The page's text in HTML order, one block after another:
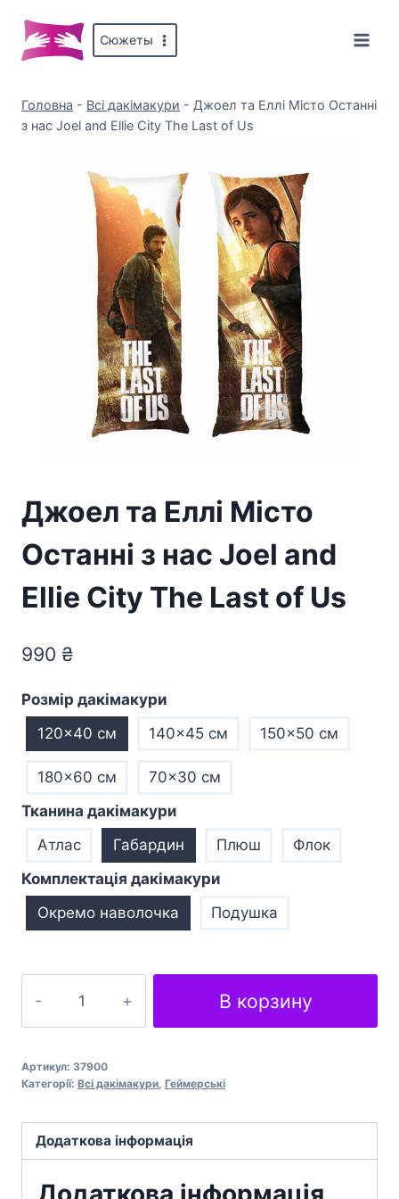
вмісту
Сюжеты
Головна - Всі дакімакури - Джоел та Еллі Місто Останні
з нас Joel and Ellie City The Last of Us
Джоел та Еллі Місто
Останні з нас Joel and
Ellie City The Last of Us
990 ₴
Розмір дакімакури
120x40 см
140x45 см 150x50 см
180x60 см
70×30 см
Тканина дакімакури
Атлас
Габардин Плюш
Флок
Комплектація дакімакури
Окремо наволочка
Подушка
Місто
Останні
нас
Joel
В корзину
Артикул: 37900
Категорії: Всі дакімакури, Геймерські
Додаткова інформація